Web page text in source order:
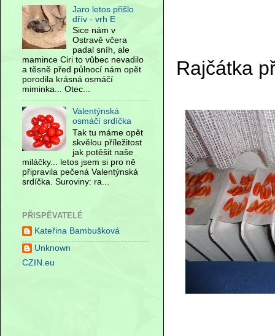
Rajčátka
Jaro letos přišlo
dřív - vrh E
Sice nám v
Ostravě včera
padal sníh, ale
mamince Ciri to vůbec nevadilo
a těsně před půlnocí nám opět
porodila krásná osmáčí
miminka... Otec...
Valentýnská
osmáčí srdíčka
Tak tu máme opět
skvělou příležitost
jak potěšit naše
miláčky... letos jsem si pro ně
připravila pečená Valentýnská
srdíčka. Suroviny: ra...
PŘISPĚVATELÉ
Kateřina Bambušková
Unknown
CZIN.eu